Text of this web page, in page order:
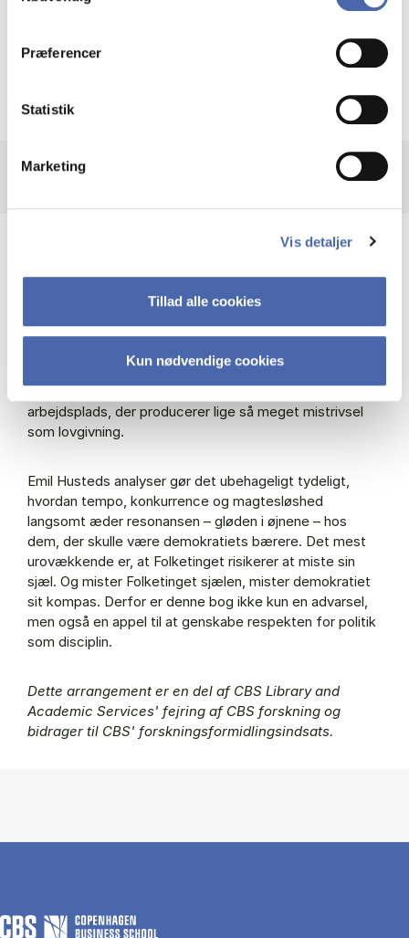
Præferencer
Statistik
Marketing
Vis detaljer
Tillad alle cookies
Kun nødvendige cookies
Demokrati
Emil Husted, lektor ved Institut for Organisation, vil
forestillingen om Christiansborg som et sted fyldt af
magt og privilegier. Den viser i stedet et Folketing, hvor
politikerne lever under vilkår, der slider på både
mennesker og demokratiet. Bogen dokumenterer, at
bag de smukke rammer på slottet findes en
arbejdsplads, der producerer lige så meget mistrivsel
som lovgivning.
Emil Husteds analyser gør det ubehageligt tydeligt,
hvordan tempo, konkurrence og magtesløshed
langsomt æder resonansen – gløden i øjnene – hos
dem, der skulle være demokratiets bærere. Det mest
urovækkende er, at Folketinget risikerer at miste sin
sjæl. Og mister Folketinget sjælen, mister demokratiet
sit kompas. Derfor er denne bog ikke kun en advarsel,
men også en appel til at genskabe respekten for politik
som disciplin.
Dette arrangement er en del af CBS Library and
Academic Services' fejring af CBS forskning og
bidrager til CBS' forskningsformidlingsindsats.